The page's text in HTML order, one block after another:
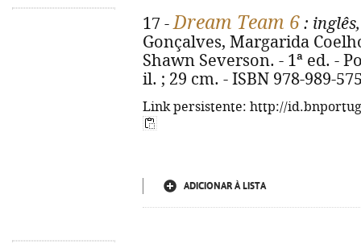
17 -Dream Team 6 :
Gonçalves, Margarida
Shawn Severson. - 1ª ed. -
il. ; 29 cm. - ISBN 978-989-
Link persistente: http://
ADICIONAR À LISTA